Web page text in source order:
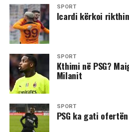
SPORT
Icardi kërkoi
SPORT
​Kthimi në PSG?
Milanit
SPORT
​PSG ka gati